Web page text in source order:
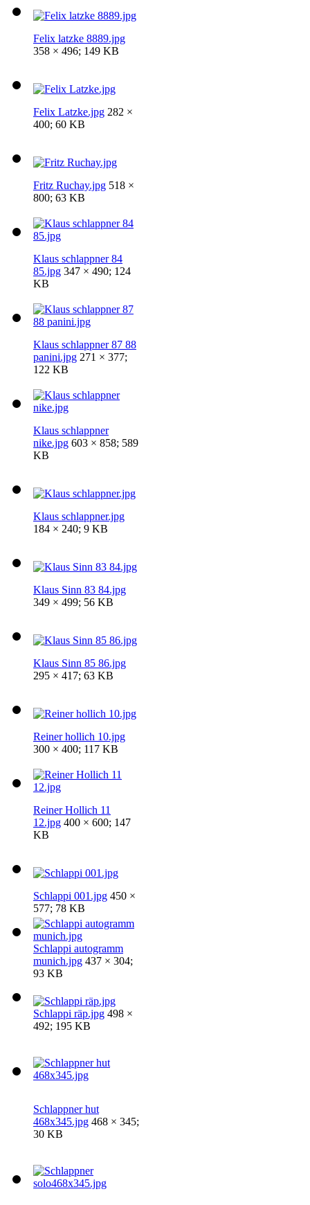
Felix latzke 8889.jpg
358 × 496; 149 KB
Felix Latzke.jpg 282 ×
400; 60 KB
Fritz Ruchay.jpg 518 ×
800; 63 KB
Klaus schlappner 84
85.jpg 347 × 490; 124
KB
Klaus schlappner 87 88
panini.jpg 271 × 377;
122 KB
Klaus schlappner
nike.jpg 603 × 858; 589
KB
Klaus schlappner.jpg
184 × 240; 9 KB
Klaus Sinn 83 84.jpg
349 × 499; 56 KB
Klaus Sinn 85 86.jpg
295 × 417; 63 KB
Reiner hollich 10.jpg
300 × 400; 117 KB
Reiner Hollich 11
12.jpg 400 × 600; 147
KB
Schlappi 001.jpg 450 ×
577; 78 KB
Schlappi autogramm
munich.jpg 437 × 304;
93 KB
Schlappi räp.jpg 498 ×
492; 195 KB
Schlappner hut
468x345.jpg 468 × 345;
30 KB